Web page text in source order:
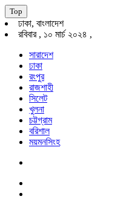
Top
ঢাকা, বাংলাদেশ
রবিবার , ১০ মার্চ ২০২৪ ,
সারাদেশ
ঢাকা
রংপুর
রাজশাহী
সিলেট
খুলনা
চট্টগ্রাম
বরিশাল
ময়মনসিংহ